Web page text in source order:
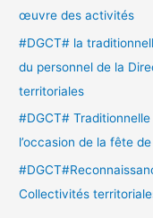
œuvre des activités
#DGCT# la
du personnel de la
territoriales
#DGCT#
l’occasion de la fête
Collectivités